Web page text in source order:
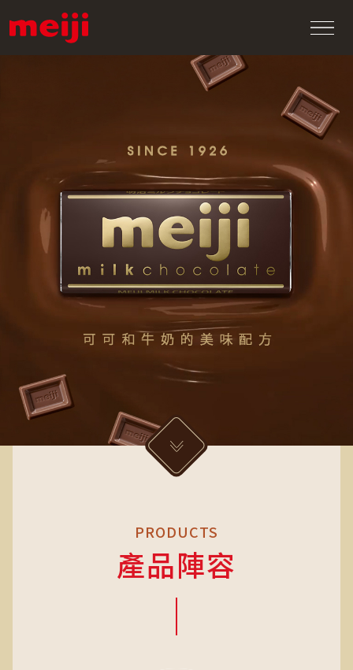
PRODUCTS
產品陣容